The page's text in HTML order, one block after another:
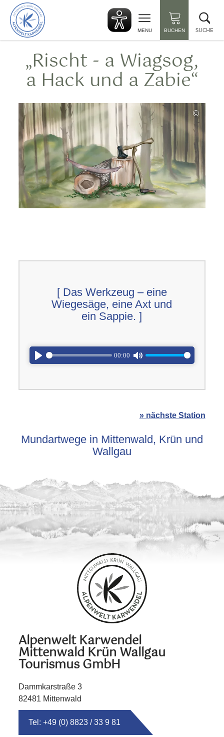
zurück
zur
Startseite
MENU BUCHEN SUCHE
„Rischt - a Wiagsog,
a Hack und a Zabie“
©
[ Das Werkzeug – eine
Wiegesäge, eine Axt und
ein Sappie. ]
Play
00:00
Mute
» nächste Station
Mundartwege in Mittenwald, Krün und
Wallgau
Alpenwelt Karwendel
Mittenwald Krün Wallgau
Tourismus GmbH
Dammkarstraße 3
82481 Mittenwald
Tel: +49 (0) 8823 / 33 9 81